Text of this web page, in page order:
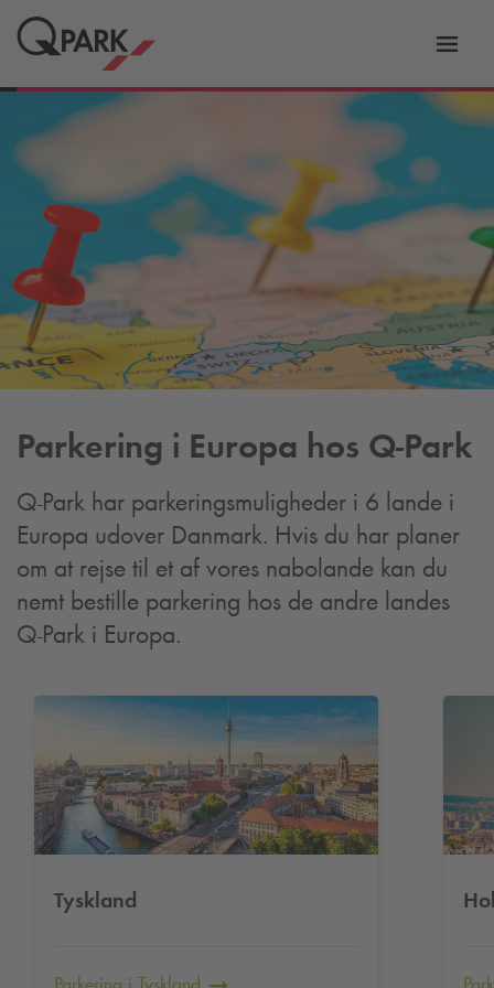
Slå
til
Parkering i Europa hos Q-Park
Q-Park har parkeringsmuligheder i 6 lande i
Europa udover Danmark. Hvis du har planer
om at rejse til et af vores nabolande kan du
nemt bestille parkering hos de andre landes
Q-Park i Europa.
Tyskland
Parkering i Tyskland